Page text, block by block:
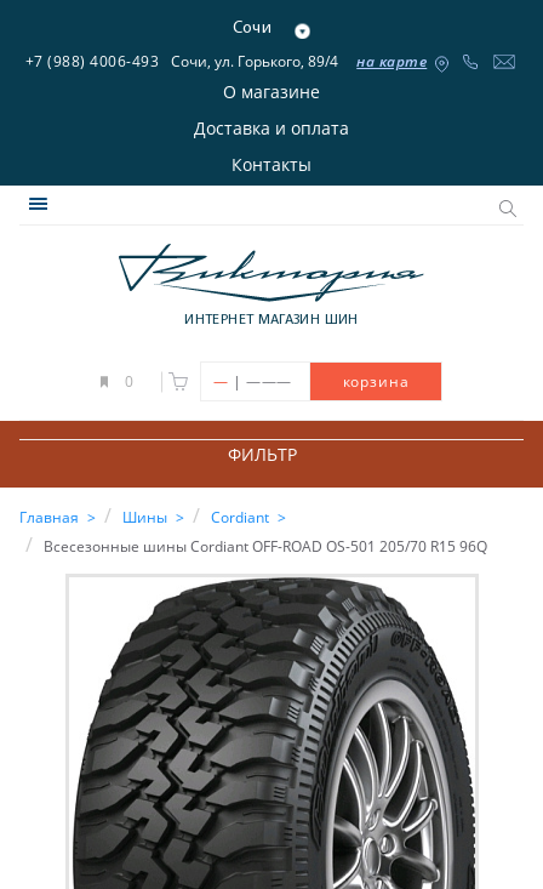
Сочи
+7 (988) 4006-493 Сочи, ул. Горького, 89/4 на карте
О магазине
Доставка и оплата
Контакты
ИНТЕРНЕТ МАГАЗИН ШИН
0 — | ——— корзина
ФИЛЬТР
Главная Шины
Cordiant
Всесезонные шины Cordiant OFF-ROAD OS-501 205/70 R15 96Q